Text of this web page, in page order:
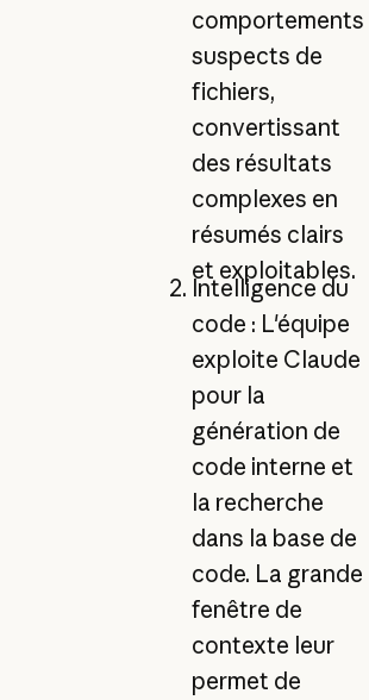
comportements
suspects de
fichiers,
convertissant
des résultats
complexes en
résumés clairs
et exploitables.
Intelligence du
code : L'équipe
exploite Claude
pour la
génération de
code interne et
la recherche
dans la base de
code. La grande
fenêtre de
contexte leur
permet de